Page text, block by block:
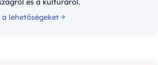
a lehetőségeket